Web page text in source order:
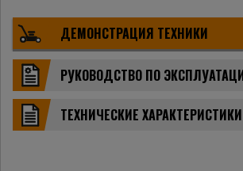
ДЕМОНСТРАЦИЯ ТЕХНИКИ
РУКОВОДСТВО ПО
ТЕХНИЧЕСКИЕ ХАРАКТЕРИСТИКИ